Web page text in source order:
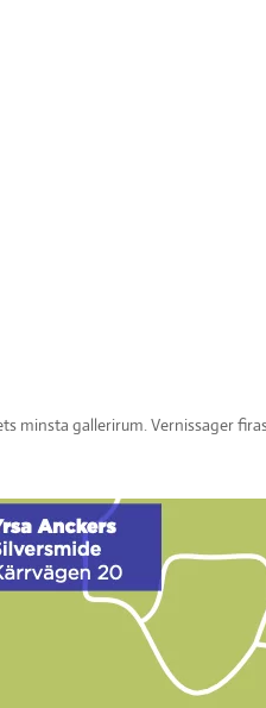
gallerirum. Vernissager